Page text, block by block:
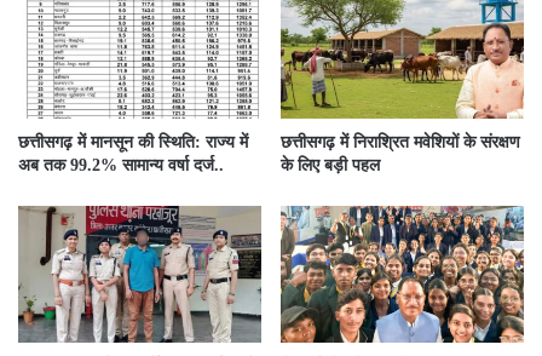
छत्तीसगढ़ में मानसून की स्थिति: राज्य में
अब तक 99.2% सामान्य वर्षा दर्ज..
छत्तीसगढ़ में निराश्रित मवेशियों के संरक्षण
के लिए बड़ी पहल